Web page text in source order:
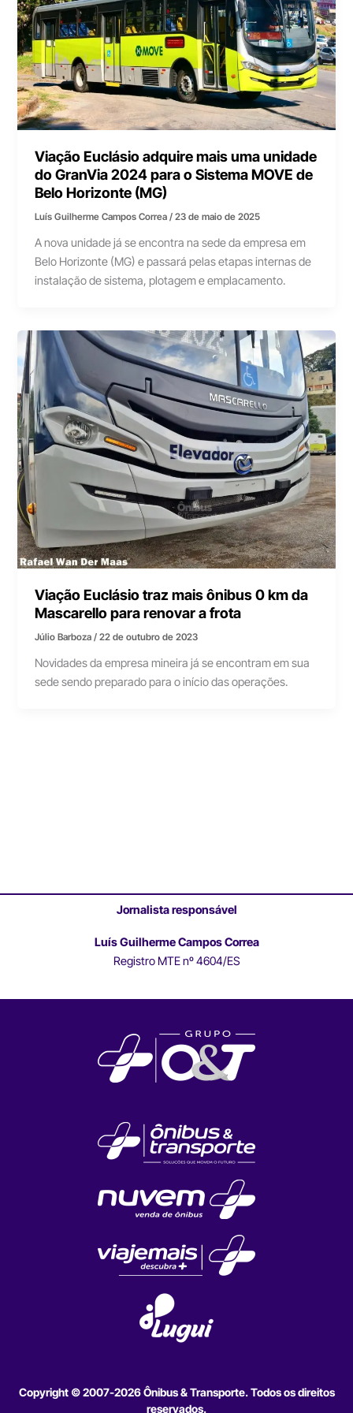
Viação Euclásio adquire mais uma unidade
do GranVia 2024 para o Sistema MOVE de
Belo Horizonte (MG)
Luís Guilherme Campos Correa/23 de maio de 2025
A nova unidade já se encontra na sede da empresa em
Belo Horizonte (MG) e passará pelas etapas internas de
instalação de sistema, plotagem e emplacamento.
Viação Euclásio traz mais ônibus 0 km da
Mascarello para renovar a frota
Júlio Barboza/22 de outubro de 2023
Novidades da empresa mineira já se encontram em sua
sede sendo preparado para o início das operações.
Jornalista responsável
Luís Guilherme Campos Correa
Registro MTE nº 4604/ES
Copyright © 2007-2026 Ônibus & Transporte. Todos os direitos
reservados.